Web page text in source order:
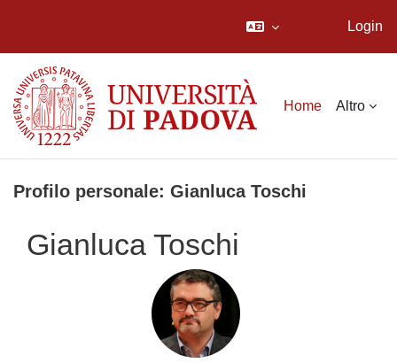
Login
Home Altro
Profilo personale: Gianluca Toschi
Gianluca Toschi